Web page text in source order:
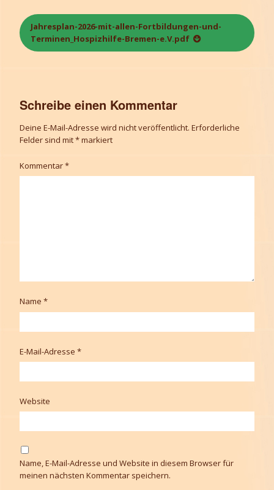
Jahresplan-2026-mit-allen-Fortbildungen-und-
Terminen_Hospizhilfe-Bremen-e.V.pdf
Schreibe einen Kommentar
Deine E-Mail-Adresse wird nicht veröffentlicht. Erforderliche
Felder sind mit*markiert
Kommentar*
Name *
E-Mail-Adresse *
Website
Name, E-Mail-Adresse und Website in diesem Browser für
meinen nächsten Kommentar speichern.